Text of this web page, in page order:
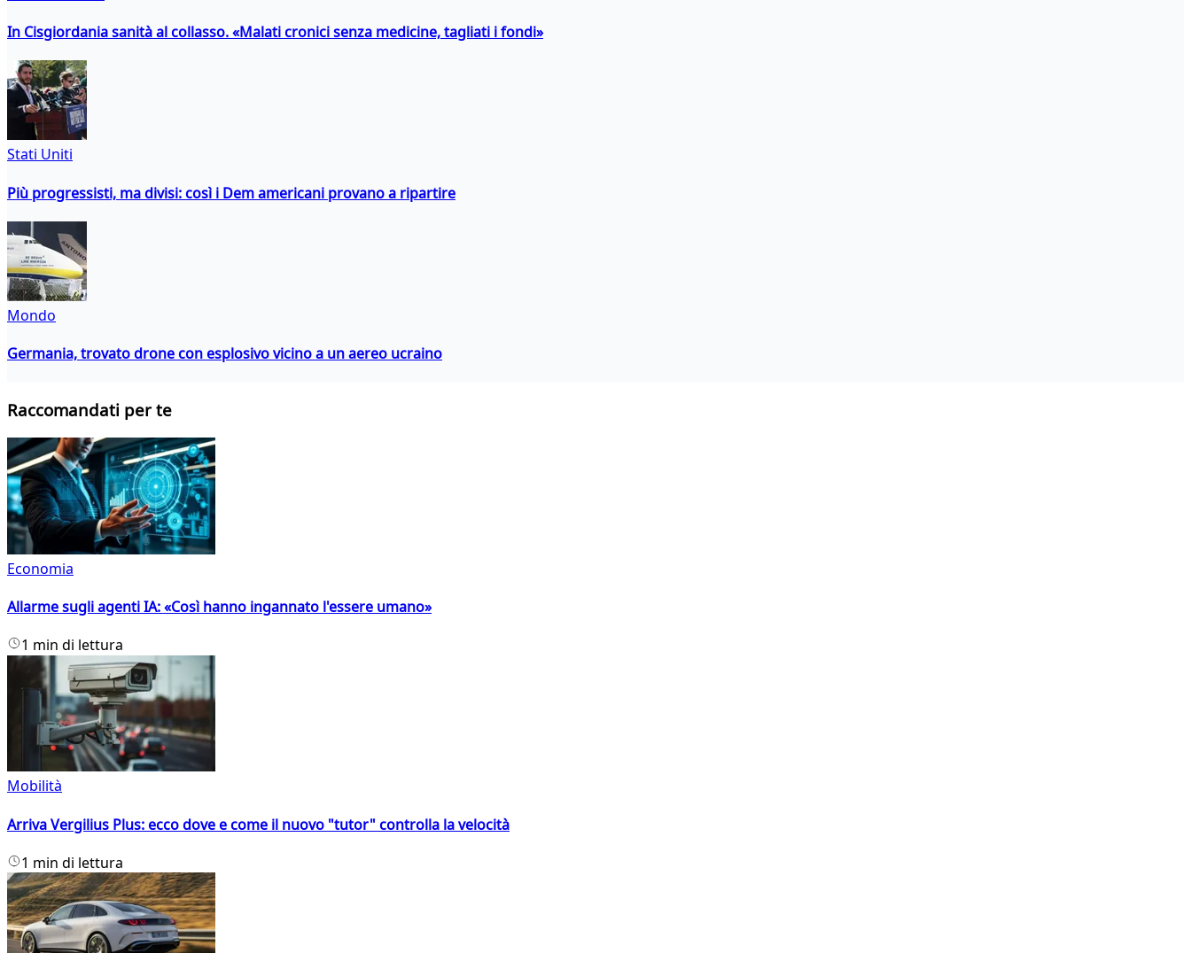
In Cisgiordania sanità al collasso. «Malati cronici senza medicine, tagliati i fondi»
Stati Uniti
Più progressisti, ma divisi: così i Dem americani provano a ripartire
Mondo
Germania, trovato drone con esplosivo vicino a un aereo ucraino
Raccomandati per te
Economia
Allarme sugli agenti IA: «Così hanno ingannato l'essere umano»
1 min di lettura
Mobilità
Arriva Vergilius Plus: ecco dove e come il nuovo "tutor" controlla la velocità
1 min di lettura